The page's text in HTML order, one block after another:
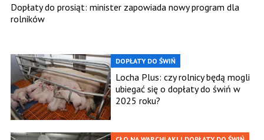
Dopłaty do prosiąt: minister zapowiada nowy program dla
rolników
DOPŁATY DO ŚWIŃ
Locha Plus: czy rolnicy będą mogli
ubiegać się o dopłaty do świń w
2025 roku?